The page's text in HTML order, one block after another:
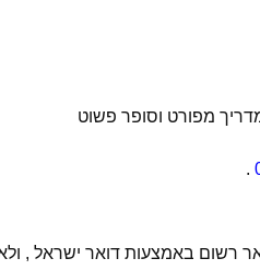
מפורט וסופר פשוט
.
רשום באמצעות דואר ישראל ,